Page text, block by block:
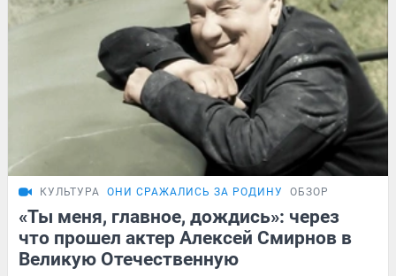
КУЛЬТУРА ОНИ СРАЖАЛИСЬ ЗА РОДИНУ ОБЗОР
«Ты меня, главное, дождись»: через
что прошел актер Алексей Смирнов в
Великую Отечественную